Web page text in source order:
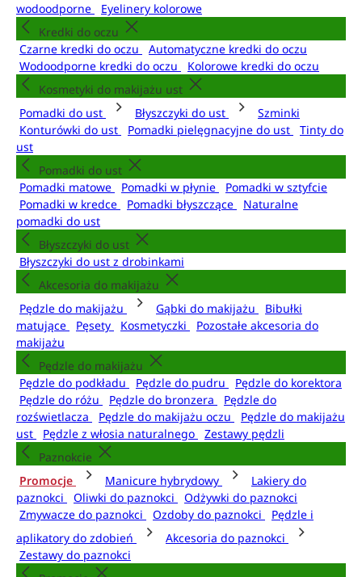
wodoodporne
Eyelinery kolorowe
Kredki do oczu
Czarne kredki do oczu
Automatyczne kredki do oczu
Wodoodporne kredki do oczu
Kolorowe kredki do oczu
Kosmetyki do makijażu ust
Pomadki do ust
Błyszczyki do ust
Szminki
Konturówki do ust
Pomadki pielęgnacyjne do ust
Tinty do
ust
Pomadki do ust
Pomadki matowe
Pomadki w płynie
Pomadki w sztyfcie
Pomadki w kredce
Pomadki błyszczące
Naturalne
pomadki do ust
Błyszczyki do ust
Błyszczyki do ust z drobinkami
Akcesoria do makijażu
Pędzle do makijażu
Gąbki do makijażu
Bibułki
matujące
Pęsety Kosmetyczki
Pozostałe akcesoria do
makijażu
Pędzle do makijażu
Pędzle do podkładu
Pędzle do pudru
Pędzle do korektora
Pędzle do różu
Pędzle do bronzera
Pędzle do
rozświetlacza
Pędzle do makijażu oczu
Pędzle do makijażu
ust
Pędzle z włosia naturalnego
Zestawy pędzli
Paznokcie
Promocje
Manicure hybrydowy
Lakiery do
paznokci
Oliwki do paznokci
Odżywki do paznokci
Zmywacze do paznokci
Ozdoby do paznokci
Pędzle i
aplikatory do zdobień
Akcesoria do paznokci
Zestawy do paznokci